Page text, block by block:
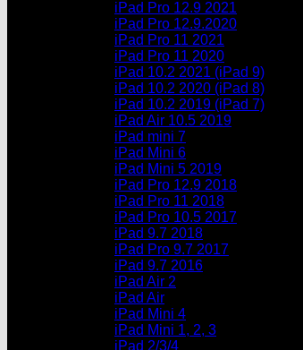
iPad Pro 12.9 2021
iPad Pro 12.9.2020
iPad Pro 11 2021
iPad Pro 11 2020
iPad 10.2 2021 (iPad 9)
iPad 10.2 2020 (iPad 8)
iPad 10.2 2019 (iPad 7)
iPad Air 10.5 2019
iPad mini 7
iPad Mini 6
iPad Mini 5 2019
iPad Pro 12.9 2018
iPad Pro 11 2018
iPad Pro 10.5 2017
iPad 9.7 2018
iPad Pro 9.7 2017
iPad 9.7 2016
iPad Air 2
iPad Air
iPad Mini 4
iPad Mini 1, 2, 3
iPad 2/3/4